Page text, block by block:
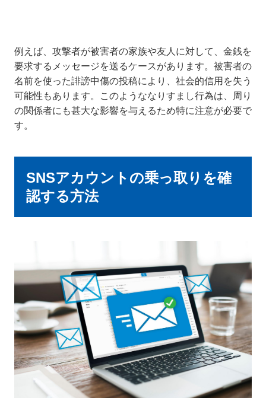
例えば、攻撃者が被害者の家族や友人に対して、金銭を
要求するメッセージを送るケースがあります。被害者の
名前を使った誹謗中傷の投稿により、社会的信用を失う
可能性もあります。このようななりすまし行為は、周り
の関係者にも甚大な影響を与えるため特に注意が必要で
す。
SNSアカウントの乗っ取りを確
認する方法